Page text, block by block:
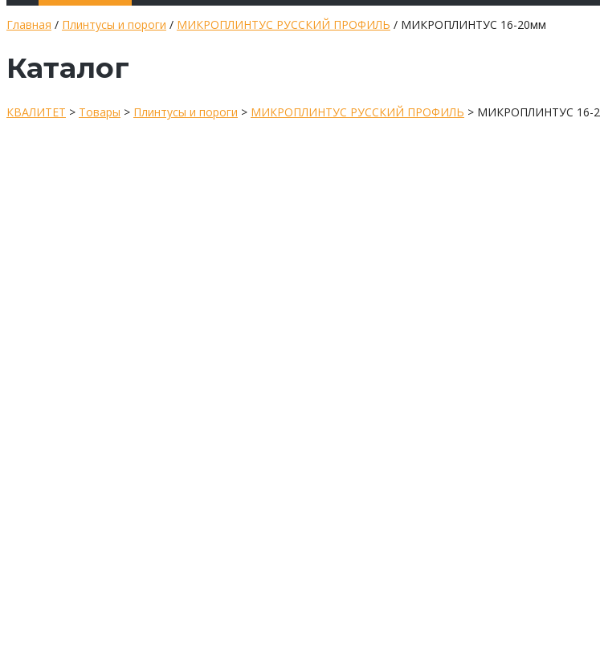
Главная / Плинтусы и пороги / МИКРОПЛИНТУС РУССКИЙ ПРОФИЛЬ / МИКРОПЛИНТУС 16-20мм
Каталог
КВАЛИТЕТ > Товары > Плинтусы и пороги > МИКРОПЛИНТУС РУССКИЙ ПРОФИЛЬ > МИКРОПЛИНТУС 16-